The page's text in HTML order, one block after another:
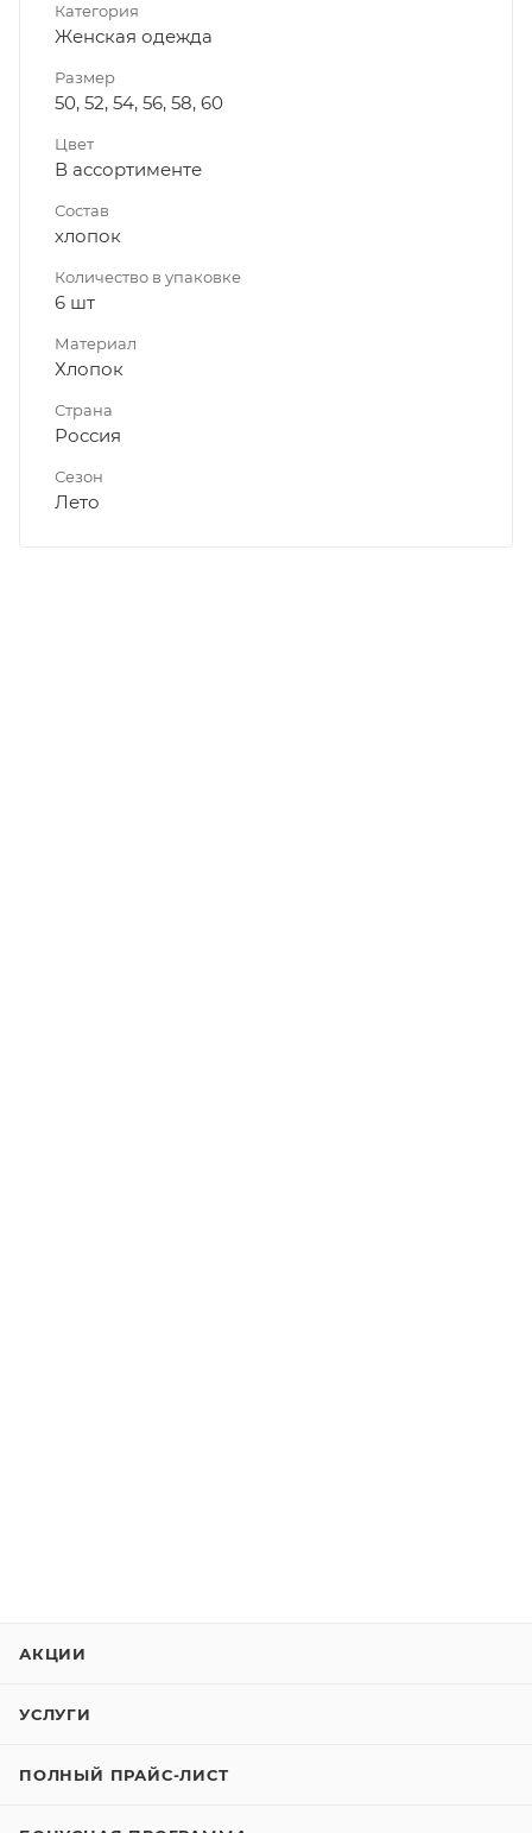
Категория
Женская одежда
Размер
50, 52, 54, 56, 58, 60
Цвет
В ассортименте
Состав
хлопок
Количество в упаковке
6 шт
Материал
Хлопок
Страна
Россия
Сезон
Лето
АКЦИИ
УСЛУГИ
ПОЛНЫЙ ПРАЙС-ЛИСТ